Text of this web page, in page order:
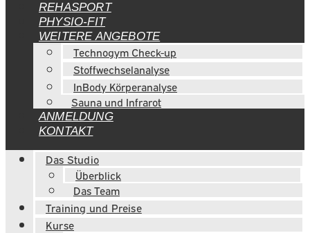
REHASPORT
PHYSIO-FIT
WEITERE ANGEBOTE
Technogym Check-up
Stoffwechselanalyse
InBody Körperanalyse
Sauna und Infrarot
ANMELDUNG
KONTAKT
Das Studio
Überblick
Das Team
Training und Preise
Kurse